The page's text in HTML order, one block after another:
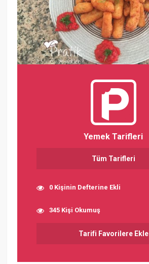
Yemek Tarifleri
Tüm Tarifleri
0 Kişinin Defterine Ekli
345 Kişi Okumuş
Tarifi Favorilere Ekle